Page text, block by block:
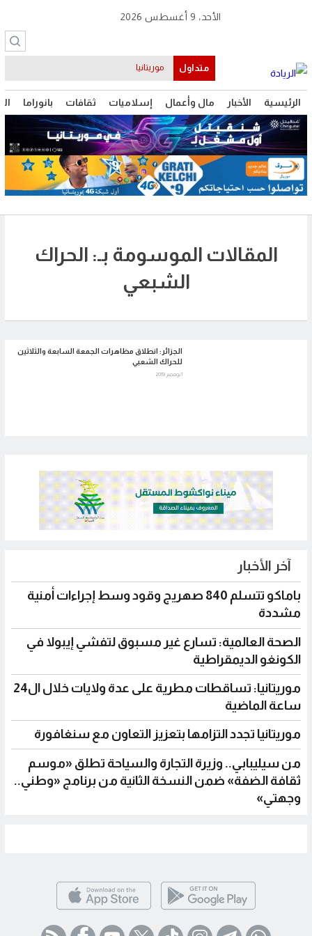
الرئيسية الأخبار مال وأعمال إسلاميات ثقافات بانوراما
الأحد، 9 أغسطس 2026
متداول موريتانيا
المقالات الموسومة بـ: الحراك
الشبعي
الجزائر: انطلاق مظاهرات الجمعة السابعة والثلاثين
للحراك الشعبي
1 نوفمبر 2019
آخر الأخبار
باماكو تتسلم 840 صهريج وقود وسط إجراءات أمنية
مشددة
الصحة العالمية: تسارع غير مسبوق لتفشي إيبولا في
الكونغو الديمقراطية
موريتانيا: تساقطات مطرية على عدة ولايات خلال ال24
ساعة الماضية
موريتانيا تجدد التزامها بتعزيز التعاون مع سنغافورة
من سيليبابي.. وزيرة التجارة والسياحة تطلق «موسم
ثقافة الضفة» ضمن النسخة الثانية من برنامج «وطني..
وجهتي»